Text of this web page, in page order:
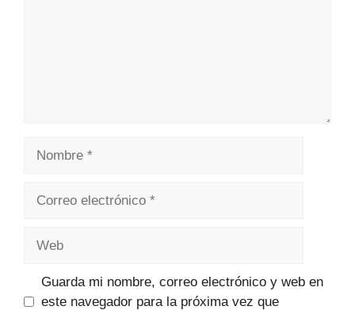
Guarda mi nombre, correo electrónico y web en
este navegador para la próxima vez que